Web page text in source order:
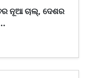
ନୂଆ ଚାଲ୍, ଦେଶର